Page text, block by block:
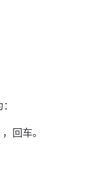
，回车。